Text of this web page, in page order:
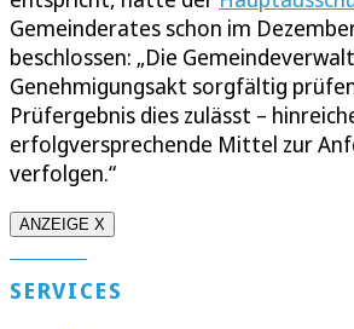
Gemeinderates schon im
beschlossen: „Die
Genehmigungsakt sorgfältig
Prüfergebnis dies zulässt –
erfolgversprechende Mittel zur
verfolgen.“
ANZEIGE X
SERVICES